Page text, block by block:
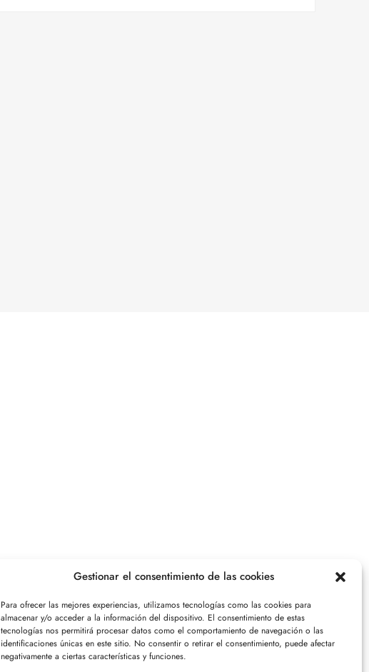
Gestionar el consentimiento de las cookies
Para ofrecer las mejores experiencias, utilizamos tecnologías como las cookies para
almacenar y/o acceder a la información del dispositivo. El consentimiento de estas
tecnologías nos permitirá procesar datos como el comportamiento de navegación o las
identificaciones únicas en este sitio. No consentir o retirar el consentimiento, puede afectar
negativamente a ciertas características y funciones.